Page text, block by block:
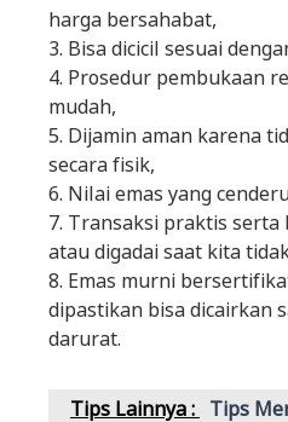
harga bersahabat,
3. Bisa dicicil sesuai
4. Prosedur pembukaan
mudah,
5. Dijamin aman karena
secara fisik,
6. Nilai emas yang
7. Transaksi praktis serta
atau digadai saat kita
8. Emas murni
dipastikan bisa dicairkan
darurat.
Tips Lainnya : Tips